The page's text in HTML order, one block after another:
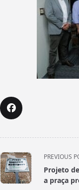
<span
class="nav-
subtitle
PREVIOUS
Projeto
a praça